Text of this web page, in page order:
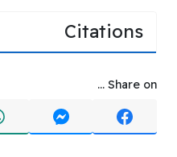
Citations
Share on ...